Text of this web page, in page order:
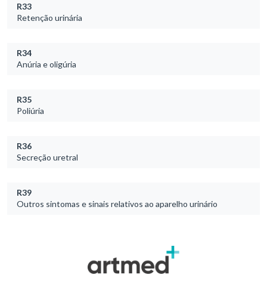
R33
Retenção urinária
R34
Anúria e oligúria
R35
Poliúria
R36
Secreção uretral
R39
Outros sintomas e sinais relativos ao aparelho urinário